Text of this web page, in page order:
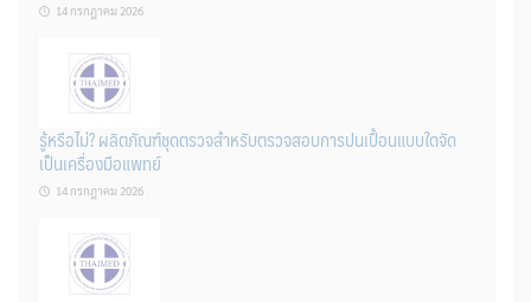
14 กรกฎาคม 2026
รู้หรือไม่? ผลิตภัณฑ์ชุดตรวจสําหรับตรวจสอบการปนเปื้อนแบบใดจัด
เป็นเครื่องมือแพทย์
14 กรกฎาคม 2026